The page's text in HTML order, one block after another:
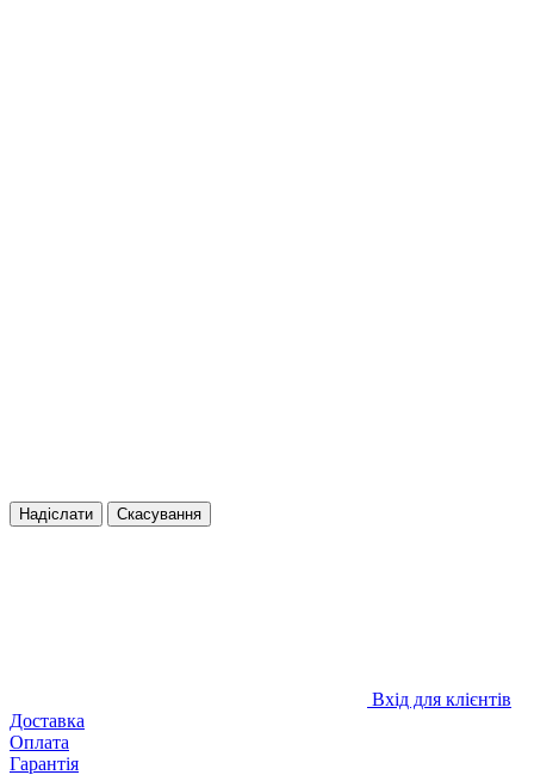
Надіслати Скасування
Вхід для клієнтів
Доставка
Оплата
Гарантія